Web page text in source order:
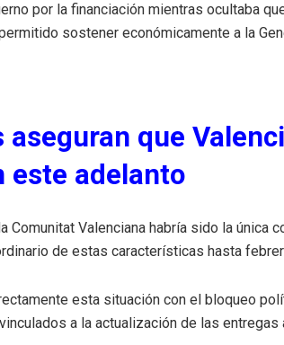
por la financiación mientras ocultaba
sostener económicamente a la
aseguran que
este adelanto
Comunitat Valenciana habría sido la única
de estas características hasta
esta situación con el bloqueo
a la actualización de las